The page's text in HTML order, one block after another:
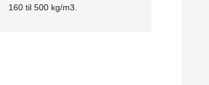
160 til 500 kg/m3.